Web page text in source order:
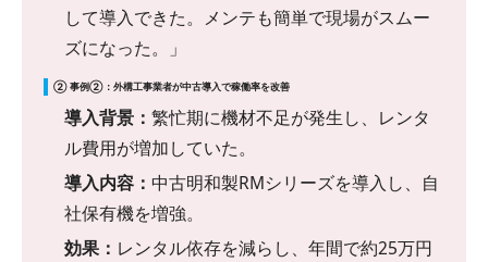
して導入できた。メンテも簡単で現場がスムー
ズになった。」
② 事例②：外構工事業者が中古導入で稼働率を改善
導入背景： 繁忙期に機材不足が発生し、レンタ
ル費用が増加していた。
導入内容： 中古明和製RMシリーズを導入し、自
社保有機を増強。
効果： レンタル依存を減らし、年間で約25万円